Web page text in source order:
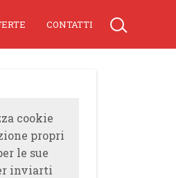
CONTATTI
cookie
propri
le sue
inviarti